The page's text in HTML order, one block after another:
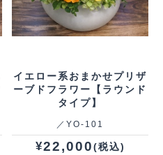
イエロー系おまかせプリザ
ーブドフラワー【ラウンド
タイプ】
／YO‐101
¥22,000(税込)